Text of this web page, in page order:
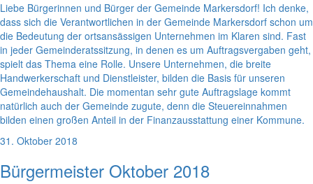
Liebe Bürgerinnen und Bürger der Gemeinde Markersdorf! Ich denke,
dass sich die Verantwortlichen in der Gemeinde Markersdorf schon um
die Bedeutung der ortsansässigen Unternehmen im Klaren sind. Fast
in jeder Gemeinderatssitzung, in denen es um Auftragsvergaben geht,
spielt das Thema eine Rolle. Unsere Unternehmen, die breite
Handwerkerschaft und Dienstleister, bilden die Basis für unseren
Gemeindehaushalt. Die momentan sehr gute Auftragslage kommt
natürlich auch der Gemeinde zugute, denn die Steuereinnahmen
bilden einen großen Anteil in der Finanzausstattung einer Kommune.
31. Oktober 2018
Bürgermeister Oktober 2018